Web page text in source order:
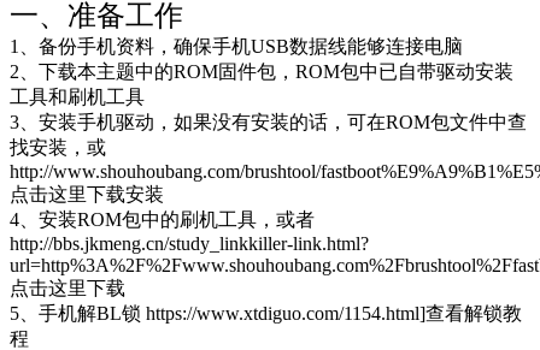
一、准备工作
1、备份手机资料，确保手机USB数据线能够连接电脑
2、下载本主题中的ROM固件包，ROM包中已自带驱动安装
工具和刷机工具
3、安装手机驱动，如果没有安装的话，可在ROM包文件中查
找安装，或
http://www.shouhoubang.com/brushtool/
点击这里下载安装
4、安装ROM包中的刷机工具，或者
http://bbs.jkmeng.cn/study_linkkiller-link.html?
点击这里下载
5、手机解BL锁 https://www.xtdiguo.com/1154.html]查看解锁教
程